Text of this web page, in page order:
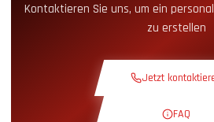
Erkundungsrunde
Kontaktieren Sie uns, um ein
zu erstellen
Jetzt
FAQ